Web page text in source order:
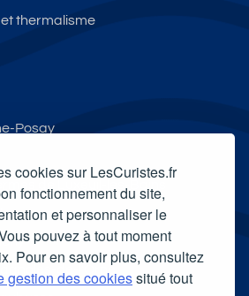
cookies sur LesCuristes.fr
fonctionnement du site,
et personnaliser le
pouvez à tout moment
Pour en savoir plus, consultez
gestion des cookiessitué tout
thermalisme
Posay
de-l'Orne